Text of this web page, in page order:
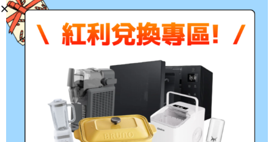
包裝尺寸（寬 x 深 x 高）385 x 109 x 125 公釐
包裝重量 0.9 公斤